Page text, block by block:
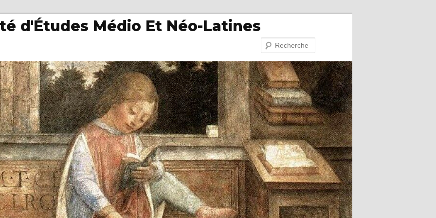
d'Études Médio Et Néo-Latines
Recherche